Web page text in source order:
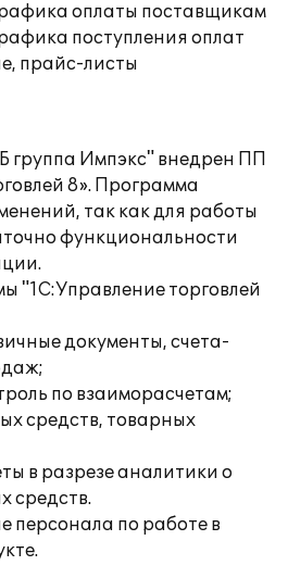
оплаты поставщикам
поступления оплат
прайс-листы
группа Импэкс" внедрен ПП
8». Программа
так как для работы
функциональности
"1С:Управление торговлей
документы, счета-
по взаиморасчетам;
средств, товарных
в разрезе аналитики о
средств.
персонала по работе в